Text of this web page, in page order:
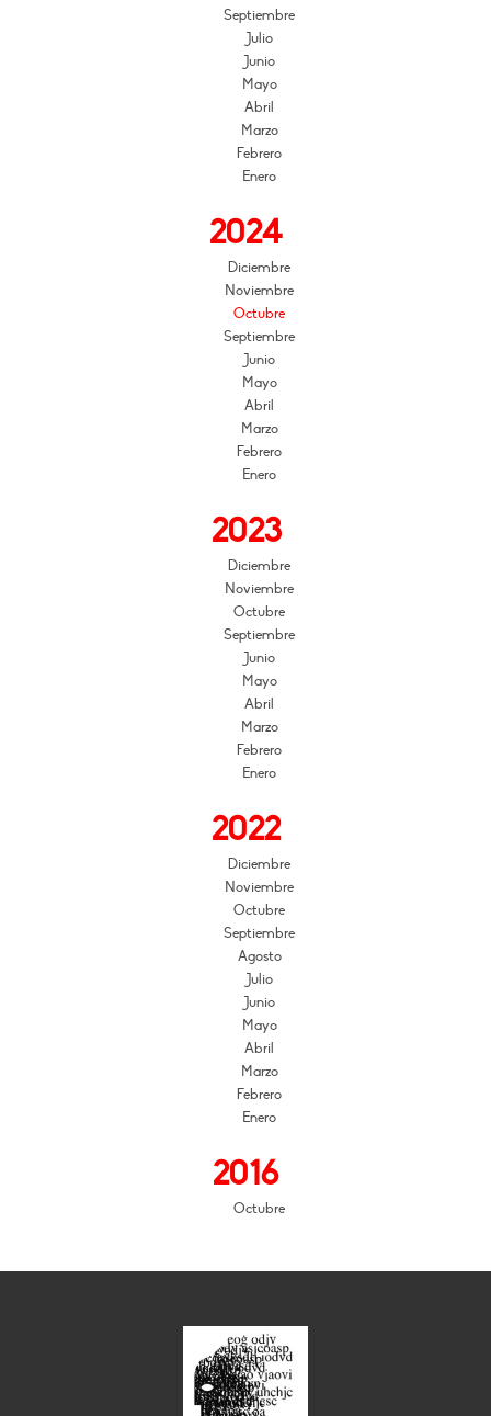
Septiembre
Julio
Junio
Mayo
Abril
Marzo
Febrero
Enero
2024
Diciembre
Noviembre
Octubre
Septiembre
Junio
Mayo
Abril
Marzo
Febrero
Enero
2023
Diciembre
Noviembre
Octubre
Septiembre
Junio
Mayo
Abril
Marzo
Febrero
Enero
2022
Diciembre
Noviembre
Octubre
Septiembre
Agosto
Julio
Junio
Mayo
Abril
Marzo
Febrero
Enero
2016
Octubre